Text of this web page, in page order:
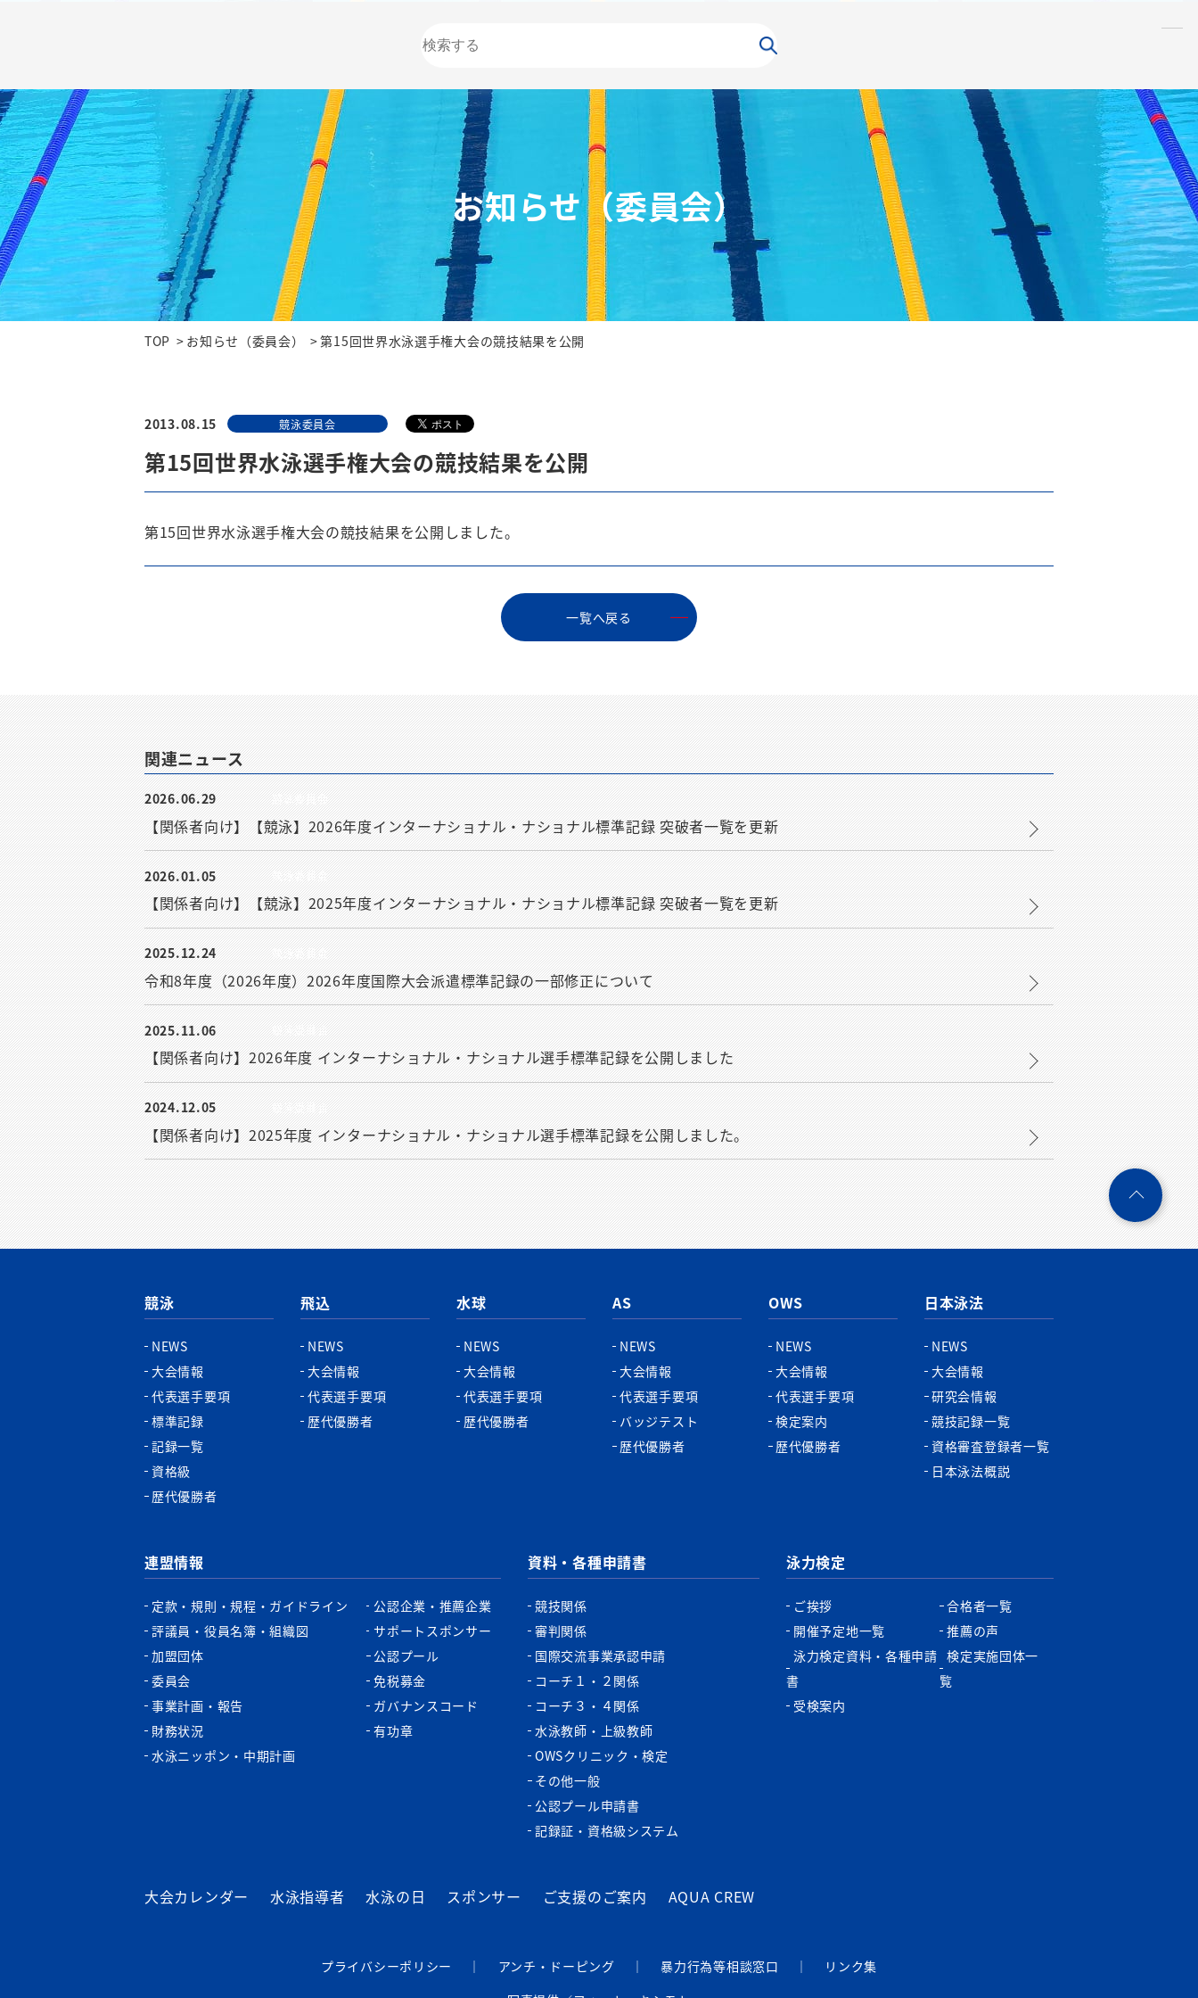
飛込
お知らせ（委員会）
TOP お知らせ（委員会） 第15回世界水泳選手権大会の競技結果を公開
2013.08.15 競泳委員会
第15回世界水泳選手権大会の競技結果を公開
第15回世界水泳選手権大会の競技結果を公開しました。
⼀覧へ戻る
関連ニュース
2026.06.29 競泳委員会
【関係者向け】【競泳】2026年度インターナショナル・ナショナル標準記録 突破者一覧を更新
2026.01.05 競泳委員会
【関係者向け】【競泳】2025年度インターナショナル・ナショナル標準記録 突破者一覧を更新
2025.12.24 競泳委員会
令和8年度（2026年度）2026年度国際大会派遣標準記録の一部修正について
2025.11.06 競泳委員会
【関係者向け】2026年度 インターナショナル・ナショナル選手標準記録を公開しました
2024.12.05 競泳委員会
【関係者向け】2025年度 インターナショナル・ナショナル選手標準記録を公開しました。
競泳
NEWS
大会情報
代表選手要項
標準記録
記録一覧
資格級
歴代優勝者
飛込
NEWS
大会情報
代表選手要項
歴代優勝者
水球
NEWS
大会情報
代表選手要項
歴代優勝者
AS
NEWS
大会情報
代表選手要項
バッジテスト
歴代優勝者
OWS
NEWS
大会情報
代表選手要項
検定案内
歴代優勝者
日本泳法
NEWS
大会情報
研究会情報
競技記録一覧
資格審査登録者一覧
日本泳法概説
連盟情報
定款・規則・規程・ガイドライン
評議員・役員名簿・組織図
加盟団体
委員会
事業計画・報告
財務状況
水泳ニッポン・中期計画
公認企業・推薦企業
サポートスポンサー
公認プール
免税募金
ガバナンスコード
有功章
資料・各種申請書
競技関係
審判関係
国際交流事業承認申請
コーチ１・２関係
コーチ３・４関係
水泳教師・上級教師
OWSクリニック・検定
その他一般
公認プール申請書
記録証・資格級システム
泳力検定
ご挨拶
開催予定地一覧
泳力検定資料・各種申請
書
受検案内
合格者一覧
推薦の声
検定実施団体一
覧
大会カレンダー 水泳指導者 水泳の日 スポンサー ご支援のご案内 AQUA CREW
プライバシーポリシー ｜ アンチ・ドーピング ｜ 暴⼒⾏為等相談窓⼝ ｜
リンク集